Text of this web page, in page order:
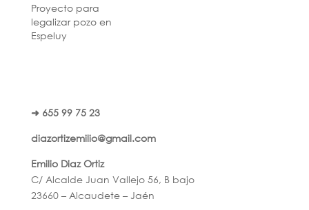
Proyecto para
legalizar pozo en
Espeluy
➜ 655 99 75 23
diazortizemilio@gmail.com
Emilio Diaz Ortiz
C/ Alcalde Juan Vallejo 56, B bajo
23660 – Alcaudete – Jaén